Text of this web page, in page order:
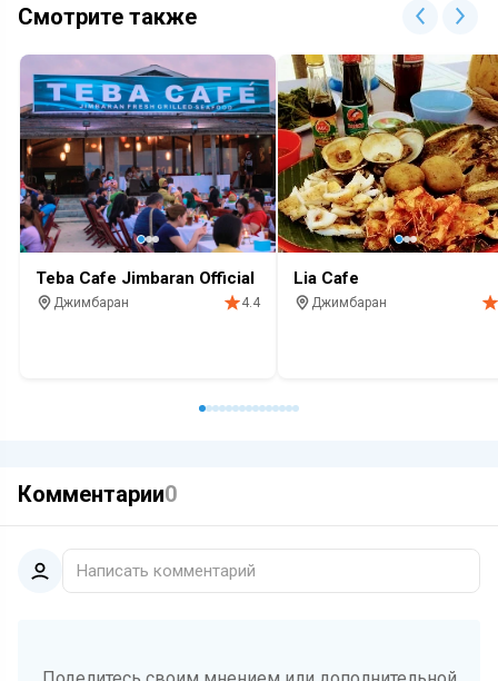
Смотрите также
Teba Cafe Jimbaran Official
Джимбаран
4.4
Lia Cafe
Джимбаран
Комментарии0
Написать комментарий